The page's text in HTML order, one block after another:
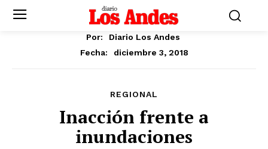
Por:
Diario Los Andes
Fecha:
diciembre 3, 2018
REGIONAL
Inacción frente a
inundaciones